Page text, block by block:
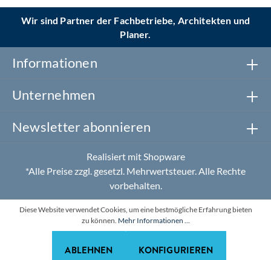
Wir sind Partner der Fachbetriebe, Architekten und
Planer.
Informationen
Unternehmen
Newsletter abonnieren
Realisiert mit Shopware
*Alle Preise zzgl. gesetzl. Mehrwertsteuer. Alle Rechte
vorbehalten.
Diese Website verwendet Cookies, um eine bestmögliche Erfahrung bieten
zu können. Mehr Informationen ...
ABLEHNEN KONFIGURIEREN